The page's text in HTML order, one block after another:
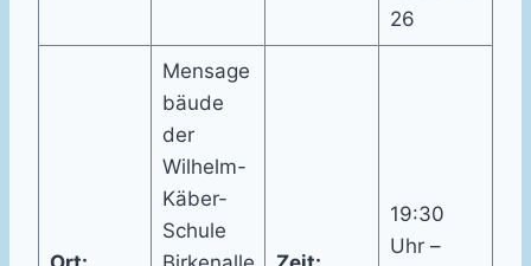
26
Mensage
bäude
der
Wilhelm-
Käber-
Schule
19:30
Uhr –